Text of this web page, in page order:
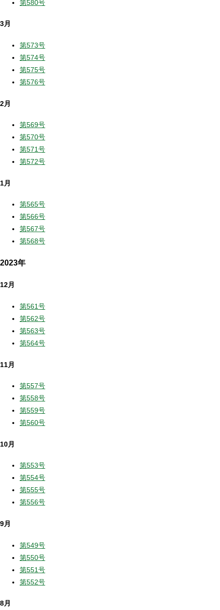
第580号
3月
第573号
第574号
第575号
第576号
2月
第569号
第570号
第571号
第572号
1月
第565号
第566号
第567号
第568号
2023年
12月
第561号
第562号
第563号
第564号
11月
第557号
第558号
第559号
第560号
10月
第553号
第554号
第555号
第556号
9月
第549号
第550号
第551号
第552号
8月